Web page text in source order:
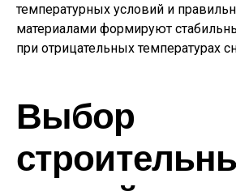
температурных условий и
материалами формируют
при отрицательных температурах
Выбор